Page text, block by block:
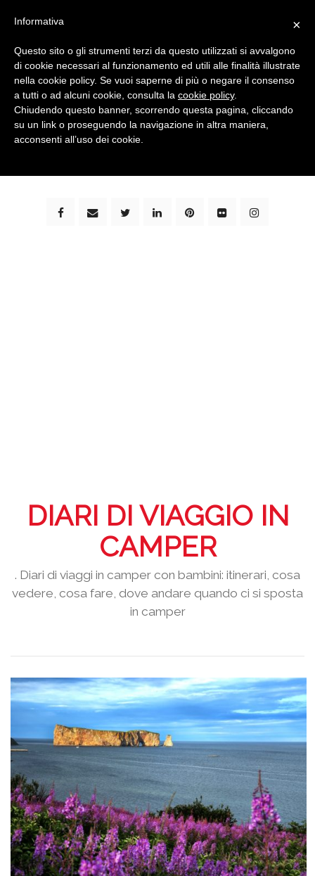
bimbi e viaggi - family travel blog: community #1 in
DIARI DI VIAGGIO IN
CAMPER
. Diari di viaggi in camper con bambini: itinerari, cosa
vedere, cosa fare, dove andare quando ci si sposta
in camper
×
Informativa
Questo sito o gli strumenti terzi da questo utilizzati si avvalgono
di cookie necessari al funzionamento ed utili alle finalità illustrate
nella cookie policy. Se vuoi saperne di più o negare il consenso
a tutti o ad alcuni cookie, consulta la cookie policy.
Chiudendo questo banner, scorrendo questa pagina, cliccando
su un link o proseguendo la navigazione in altra maniera,
acconsenti all’uso dei cookie.